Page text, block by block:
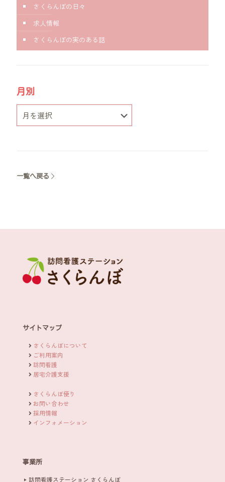
さくらんぼの日々
求人情報
さくらんぼの実のある話
月別
一覧へ戻る
サイトマップ
さくらんぼについて
ご利用案内
訪問看護
居宅介護支援
さくらんぼ便り
お問い合わせ
採用情報
インフォメーション
事業所
訪問看護ステーション さくらんぼ